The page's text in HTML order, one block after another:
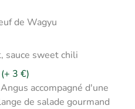
de Wagyu
sauce sweet chili
3 €)
accompagné d'une
de salade gourmand